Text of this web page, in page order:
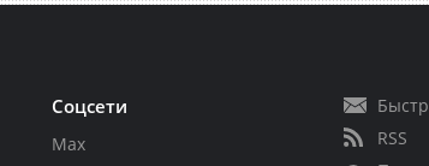
Соцсети
Max
RSS